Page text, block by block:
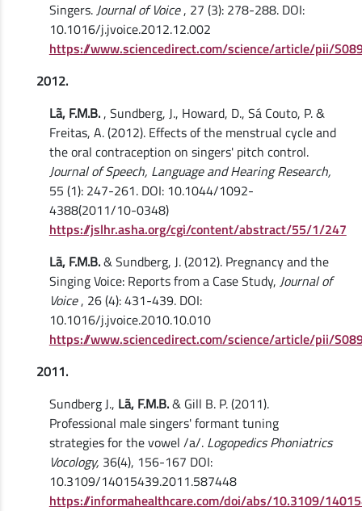
Singers. Journal of Voice, 27 (3): 278-288. DOI:
10.1016/j.jvoice.2012.12.002
https://www.sciencedirect.com/science/article/pii/
2012.
Lã, F.M.B. , Sundberg, J., Howard, D., Sá Couto, P. &
Freitas, A. (2012). Effects of the menstrual cycle and
the oral contraception on singers' pitch control.
Journal of Speech, Language and Hearing Research,
55 (1): 247-261. DOI: 10.1044/1092-
4388(2011/10-0348)
https://jslhr.asha.org/cgi/content/abstract/55/1/247
Lã, F.M.B.& Sundberg, J. (2012). Pregnancy and the
Singing Voice: Reports from a Case Study, Journal of
Voice, 26 (4): 431-439. DOI:
10.1016/j.jvoice.2010.10.010
https://www.sciencedirect.com/science/article/pii/
2011.
Sundberg J., Lã, F.M.B.& Gill B. P. (2011).
Professional male singers' formant tuning
strategies for the vowel /a/. Logopedics Phoniatrics
Vocology, 36(4), 156-167 DOI:
10.3109/14015439.2011.587448
https://informahealthcare.com/doi/abs/10.3109/